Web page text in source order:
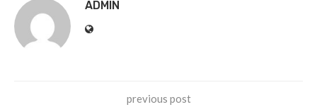
ADMIN
previous post